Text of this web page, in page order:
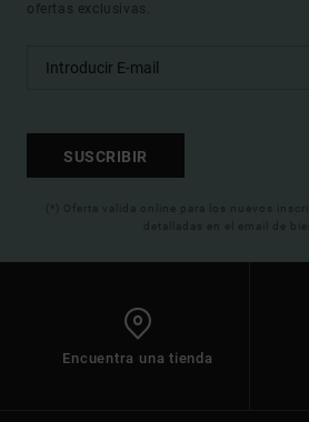
ofertas exclusivas.
SUSCRIBIR
(*) Oferta valida online para los nuevos
detalladas en el email de
Encuentra una tienda